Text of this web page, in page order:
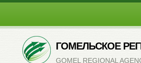
ГОМЕЛЬСКОЕ
GOMEL REGIONAL